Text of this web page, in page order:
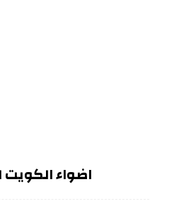
اضواء